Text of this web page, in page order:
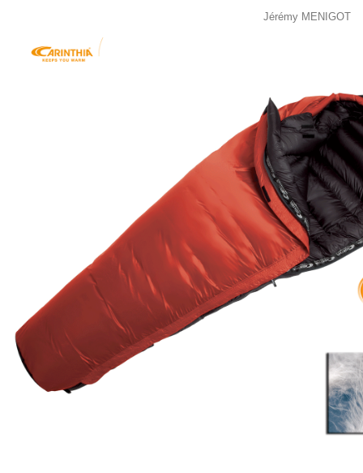
Jérémy MENIGOT